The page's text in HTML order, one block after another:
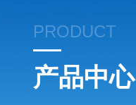
PRODUCT
产品中心